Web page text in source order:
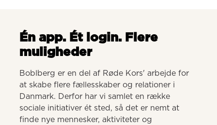
Én app. Ét login. Flere
muligheder
Boblberg er en del af Røde Kors' arbejde for
at skabe flere fællesskaber og relationer i
Danmark. Derfor har vi samlet en række
sociale initiativer ét sted, så det er nemt at
finde nye mennesker, aktiviteter og